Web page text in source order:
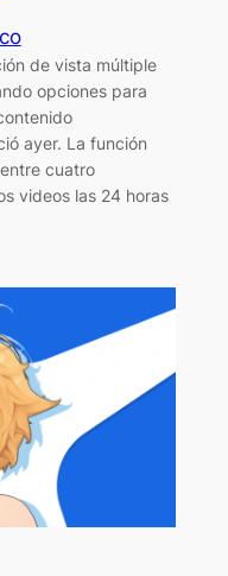
de vista múltiple
opciones para
ayer. La función
cuatro
videos las 24 horas